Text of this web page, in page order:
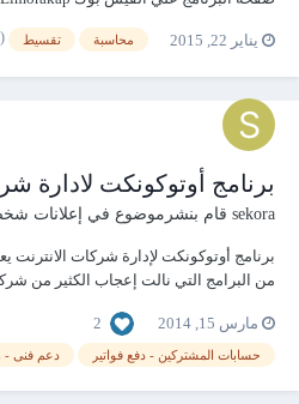
يناير 22, 2015 محاسبة تقسيط
برنامج أوتوكونكت لادارة
sekora قام بنشرموضوع في إعلانات
من البرامج التي نالت إعجاب الكثير من
بالتعاون مع أحدى الشركات التي تقوم
وإمكانيات يتطلبه مجالهم...
مارس 15, 2014 2
حسابات المشتركين - دفع فواتير دعم فنى -